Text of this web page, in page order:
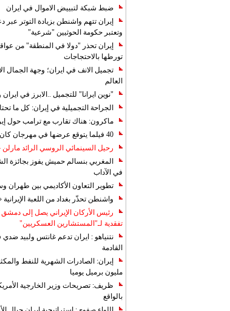
ضبط شبكة لتبييض الاموال في ايران
إيران تتهم واشنطن بزيادة التوتر عبر
وتعتبر حكومة الحوثيين "شرعية"
إيران تحذر "دولا في المنطقة" من
تورطها بالاحتجاجات
تجميل الانف في ايران؛ وجهة الجمال
العالم
"نوين ايرانا" للتجميل ..الابرز في
الجراحة التجميلية في إيران: كل ما
ماكرون: هناك تقارب مع ترامب حول
40 فيلما يتوقع عرضها في مهرجان كان 2019
رحيل السينمائي الروسي الرائد
المغربي بنسالم حميش يفوز بجائزة
في الآداب
تطوير التعاون الأكاديمي بين طهران
واشنطن تحذّر بغداد من اللعبة الإيرانية
رئيس الأركان الإيراني يصل إلى دمشق
تفقدية لـ"المستشارين العسكريين"
نتنياهو : ايران تدعم غانتس ولبيد ضدي
القادمة
مليون برميل يوميا
ظريف: تصريحات وزير الخارجية
بالواقع